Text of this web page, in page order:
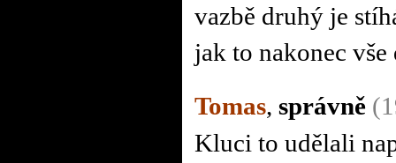
vazbě druhý je
jak to nakonec vše
Tomas, správně
Kluci to udělali